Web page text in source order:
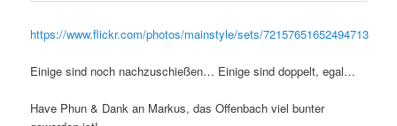
https://www.flickr.com/photos/mainstyle/sets/72157651652494713
Einige sind noch nachzuschießen… Einige sind doppelt, egal…
Have Phun & Dank an Markus, das Offenbach viel bunter